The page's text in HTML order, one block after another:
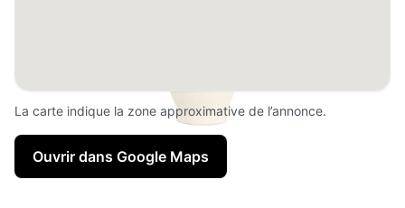
La carte indique la zone approximative de l’annonce.
Ouvrir dans Google Maps